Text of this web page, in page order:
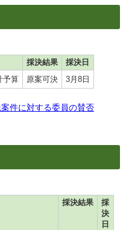
採決結果
採決日
予算 原案可決 3月8日
件に対する委員の賛否
採決結果
採
決
日